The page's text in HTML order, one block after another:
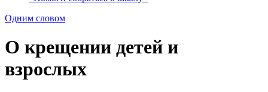
Одним словом
О крещении детей и
взрослых